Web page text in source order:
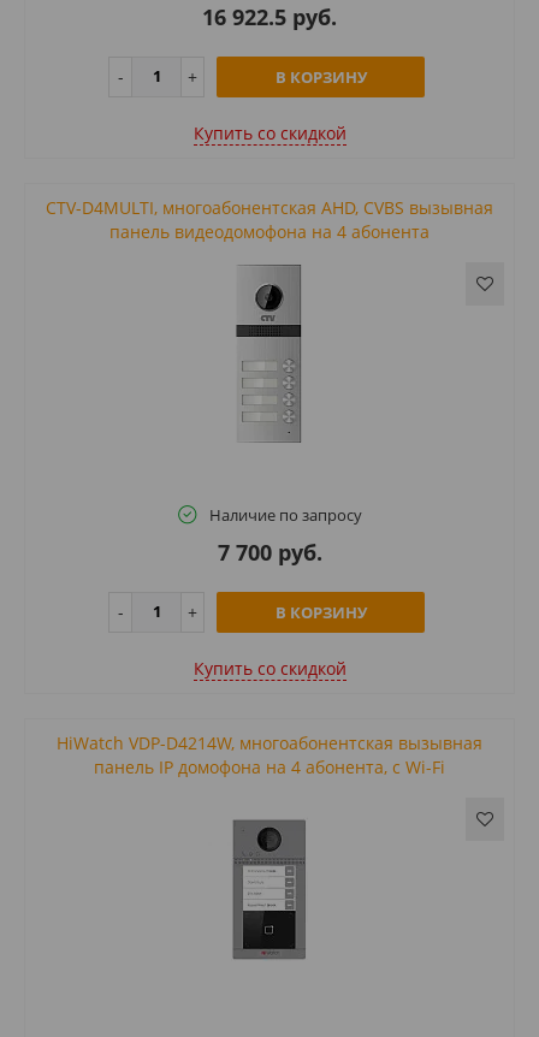
16 922.5 руб.
В КОРЗИНУ
Купить cо скидкой
CTV-D4MULTI, многоабонентская AHD, CVBS вызывная
панель видеодомофона на 4 абонента
Наличие по запросу
7 700 руб.
В КОРЗИНУ
Купить cо скидкой
HiWatch VDP-D4214W, многоабонентская вызывная
панель IP домофона на 4 абонента, с Wi-Fi